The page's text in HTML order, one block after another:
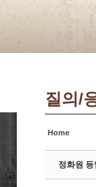
질의/
Home
정화원